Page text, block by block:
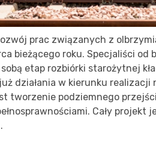
prac związanych z
bieżącego roku. Specjaliści
etap rozbiórki starożytnej
działania w kierunku
tworzenie podziemnego
Cały